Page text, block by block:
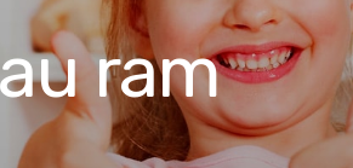
ram